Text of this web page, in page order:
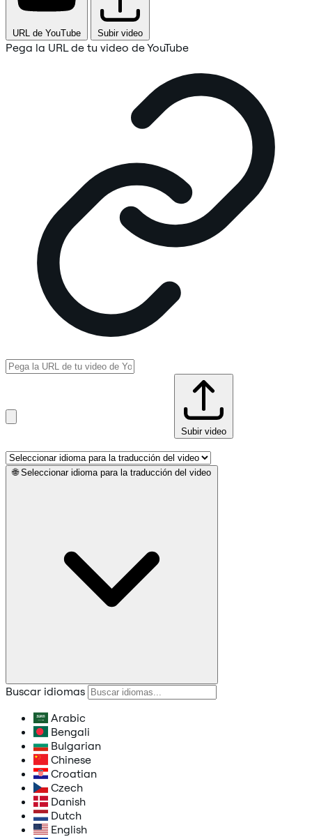
URL de YouTube Subir video
Pega la URL de tu video de YouTube
Subir video
🌐 Seleccionar idioma para la traducción del video
Buscar idiomas
Arabic
Bengali
Bulgarian
Chinese
Croatian
Czech
Danish
Dutch
English